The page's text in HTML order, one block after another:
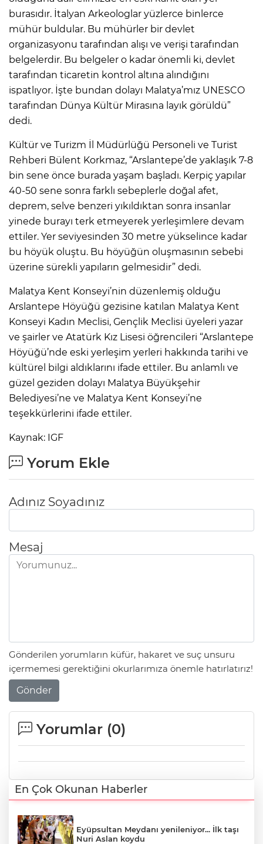
burasıdır. İtalyan Arkeologlar yüzlerce binlerce
mühür buldular. Bu mühürler bir devlet
organizasyonu tarafından alışı ve verişi tarafından
belgelerdir. Bu belgeler o kadar önemli ki, devlet
tarafından ticaretin kontrol altına alındığını
ispatlıyor. İşte bundan dolayı Malatya’mız UNESCO
tarafından Dünya Kültür Mirasına layık görüldü”
dedi.
Kültür ve Turizm İl Müdürlüğü Personeli ve Turist
Rehberi Bülent Korkmaz, “Arslantepe’de yaklaşık 7-8
bin sene önce burada yaşam başladı. Kerpiç yapılar
40-50 sene sonra farklı sebeplerle doğal afet,
deprem, selve benzeri yıkıldıktan sonra insanlar
yinede burayı terk etmeyerek yerleşimlere devam
ettiler. Yer seviyesinden 30 metre yükselince kadar
bu höyük oluştu. Bu höyüğün oluşmasının sebebi
üzerine sürekli yapıların gelmesidir” dedi.
Malatya Kent Konseyi’nin düzenlemiş olduğu
Arslantepe Höyüğü gezisine katılan Malatya Kent
Konseyi Kadın Meclisi, Gençlik Meclisi üyeleri yazar
ve şairler ve Atatürk Kız Lisesi öğrencileri “Arslantepe
Höyüğü’nde eski yerleşim yerleri hakkında tarihi ve
kültürel bilgi aldıklarını ifade ettiler. Bu anlamlı ve
güzel geziden dolayı Malatya Büyükşehir
Belediyesi’ne ve Malatya Kent Konseyi’ne
teşekkürlerini ifade ettiler.
Kaynak: IGF
Yorum Ekle
Adınız Soyadınız
Mesaj
Gönderilen yorumların küfür, hakaret ve suç unsuru
içermemesi gerektiğini okurlarımıza önemle hatırlatırız!
Gönder
Yorumlar (0)
En Çok Okunan Haberler
Eyüpsultan Meydanı yenileniyor... İlk taşı
Nuri Aslan koydu